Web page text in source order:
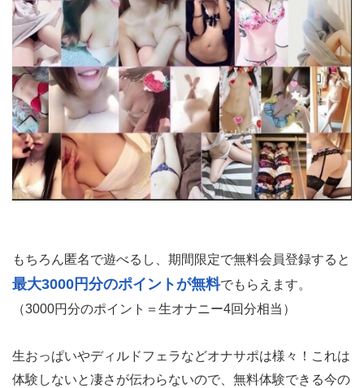
もちろん匿名で遊べるし、期間限定で無料会員登録すると
最大3000円分のポイントが無料でもらえます。
（3000円分のポイント＝生オナニー4回分相当）
生おっぱいやディルドフェラなどオナサポは様々！これは
体験しないと凄さが伝わらないので、無料体験できる今の